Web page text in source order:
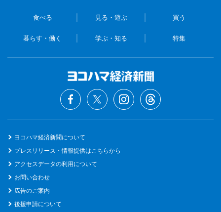
食べる 見る・遊ぶ 買う
暮らす・働く 学ぶ・知る 特集
ヨコハマ経済新聞について
プレスリリース・情報提供はこちらから
アクセスデータの利用について
お問い合わせ
広告のご案内
後援申請について